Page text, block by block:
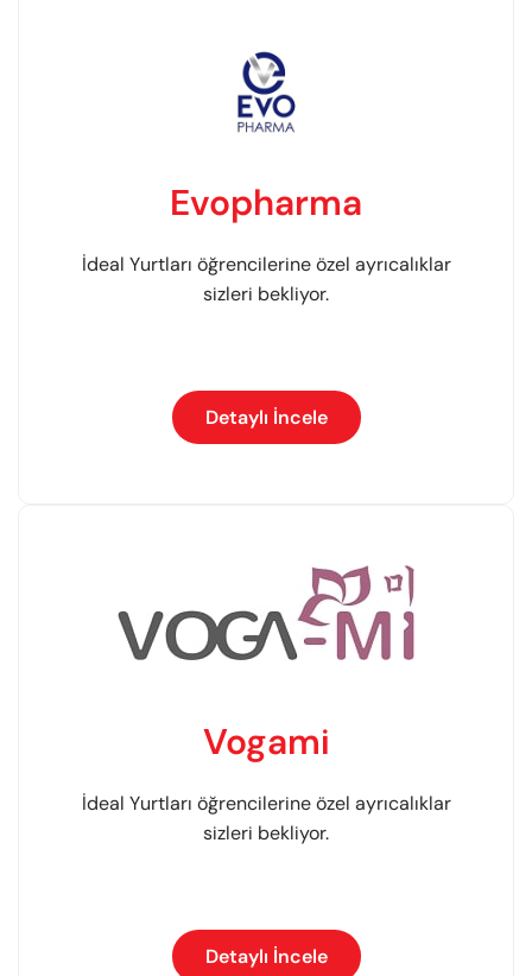
Evopharma
İdeal Yurtları öğrencilerine özel ayrıcalıklar
sizleri bekliyor.
Detaylı İncele
Vogami
İdeal Yurtları öğrencilerine özel ayrıcalıklar
sizleri bekliyor.
Detaylı İncele